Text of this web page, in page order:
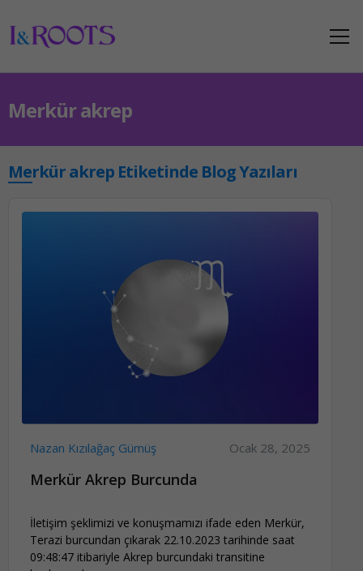
Merkür akrep
Merkür akrep Etiketinde Blog Yazıları
Nazan Kızılağaç Gümüş Ocak 28, 2025
Merkür Akrep Burcunda
İletişim şeklimizi ve konuşmamızı ifade eden Merkür,
Terazi burcundan çıkarak 22.10.2023 tarihinde saat
09:48:47 itibariyle Akrep burcundaki transitine